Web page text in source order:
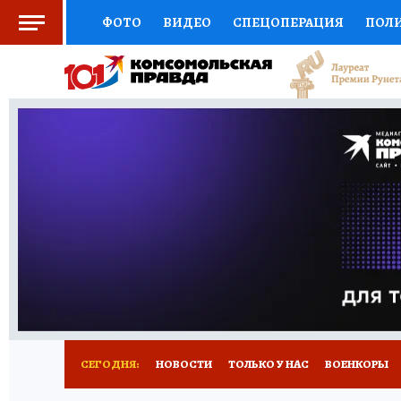
ФОТО ВИДЕО СПЕЦОПЕРАЦИЯ
СОЦПОДДЕРЖКА НАУКА СПОРТ
ВЫБОР ЭКСПЕРТОВ ДОКТОР
ПРОГНОЗЫ НА СПОРТ
НОВОЕ
СЕГОДНЯ: НОВОСТИ ТОЛЬКО У НАС ВОЕНКОРЫ